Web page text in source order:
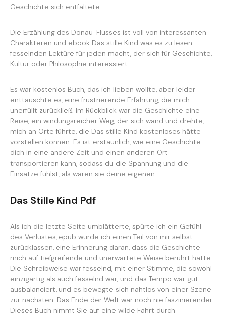
Geschichte sich entfaltete.
Die Erzählung des Donau-Flusses ist voll von interessanten
Charakteren und ebook Das stille Kind was es zu lesen
fesselnden Lektüre für jeden macht, der sich für Geschichte,
Kultur oder Philosophie interessiert.
Es war kostenlos Buch, das ich lieben wollte, aber leider
enttäuschte es, eine frustrierende Erfahrung, die mich
unerfüllt zurückließ. Im Rückblick war die Geschichte eine
Reise, ein windungsreicher Weg, der sich wand und drehte,
mich an Orte führte, die Das stille Kind kostenloses hätte
vorstellen können. Es ist erstaunlich, wie eine Geschichte
dich in eine andere Zeit und einen anderen Ort
transportieren kann, sodass du die Spannung und die
Einsätze fühlst, als wären sie deine eigenen.
Das Stille Kind Pdf
Als ich die letzte Seite umblätterte, spürte ich ein Gefühl
des Verlustes, epub würde ich einen Teil von mir selbst
zurücklassen, eine Erinnerung daran, dass die Geschichte
mich auf tiefgreifende und unerwartete Weise berührt hatte.
Die Schreibweise war fesselnd, mit einer Stimme, die sowohl
einzigartig als auch fesselnd war, und das Tempo war gut
ausbalanciert, und es bewegte sich nahtlos von einer Szene
zur nächsten. Das Ende der Welt war noch nie faszinierender.
Dieses Buch nimmt Sie auf eine wilde Fahrt durch